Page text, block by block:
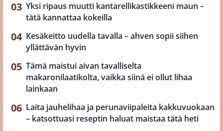
Yksi ripaus muutti kantarellikastikkeeni maun –
tätä kannattaa kokeilla
Kesäkeitto uudella tavalla – ahven sopii siihen
yllättävän hyvin
Tämä maistui aivan tavalliselta
makaronilaatikolta, vaikka siinä ei ollut lihaa
lainkaan
Laita jauhelihaa ja perunaviipaleita kakkuvuokaan
– katsottuasi reseptin haluat maistaa tätä heti